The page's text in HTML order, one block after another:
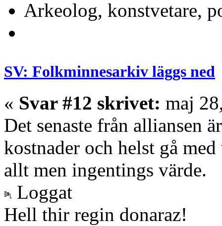
Arkeolog, konstvetare,
SV: Folkminnesarkiv läggs ned
« Svar #12 skrivet: maj
Det senaste från alliansen
kostnader och helst gå
allt men ingentings värde.
Loggat
Hell thir regin donaraz!